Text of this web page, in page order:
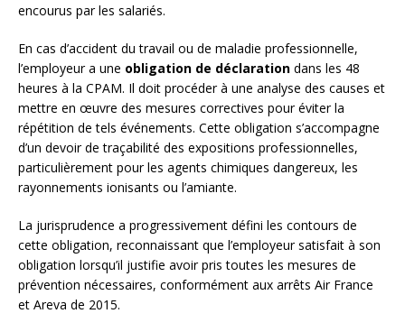
encourus par les salariés.
En cas d’accident du travail ou de maladie professionnelle,
l’employeur a une obligation de déclaration dans les 48
heures à la CPAM. Il doit procéder à une analyse des causes et
mettre en œuvre des mesures correctives pour éviter la
répétition de tels événements. Cette obligation s’accompagne
d’un devoir de traçabilité des expositions professionnelles,
particulièrement pour les agents chimiques dangereux, les
rayonnements ionisants ou l’amiante.
La jurisprudence a progressivement défini les contours de
cette obligation, reconnaissant que l’employeur satisfait à son
obligation lorsqu’il justifie avoir pris toutes les mesures de
prévention nécessaires, conformément aux arrêts Air France
et Areva de 2015.